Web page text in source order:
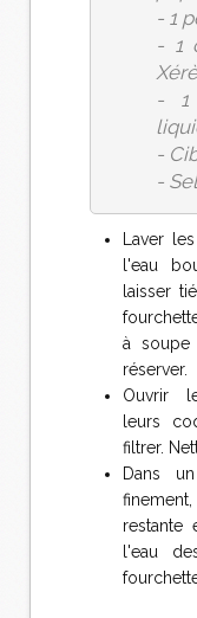
- 1
- 1
- 1
-
- Sel
Laver
l'eau
laisser
à soupe
réserver.
Ouvrir
leurs
filtrer.
Dans
restante
l'eau